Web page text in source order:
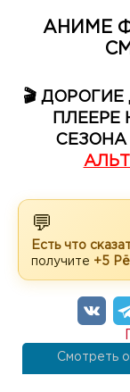
АНИМЕ
🎬
💬
Есть что
получите +5 Рё
Смотреть